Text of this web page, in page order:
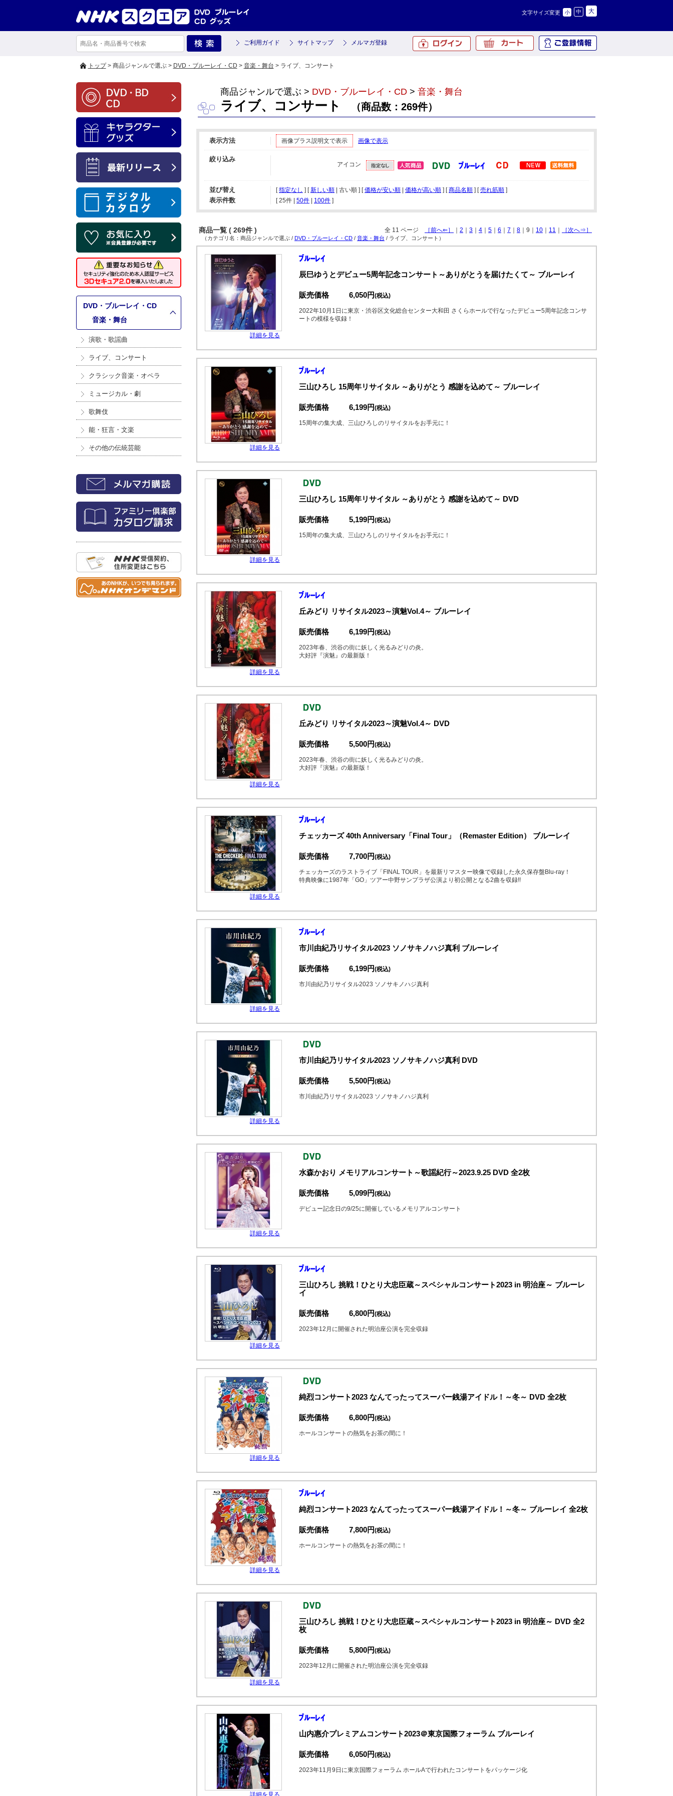
文字サイズ変更 小 中 大
ご利用ガイド サイトマップ メルマガ登録
トップ> 商品ジャンルで選ぶ > DVD・ブルーレイ・CD > 音楽・舞台 > ライブ、コンサート
DVD・ブルーレイ・CD
音楽・舞台
演歌・歌謡曲
ライブ、コンサート
クラシック音楽・オペラ
ミュージカル・劇
歌舞伎
能・狂言・文楽
その他の伝統芸能
商品ジャンルで選ぶ > DVD・ブルーレイ・CD > 音楽・舞台
ライブ、コンサート （商品数：269件）
表示方法 画像プラス説明文で表示 画像で表示
絞り込み
アイコン
並び替え [指定なし ] [新しい順 | 古い順 ] [価格が安い順 価格が高い順 ] [商品名順 ] [売れ筋順 ]
表示件数 [ 25件 50件 100件 ]
商品一覧 ( 269件 ) 全 11 ページ ［前へ⇐］ 2 3 4 5 6 7 8 ｜9｜ 10 11 ［次へ⇒］
（カテゴリ名：商品ジャンルで選ぶ / DVD・ブルーレイ・CD / 音楽・舞台 / ライブ、コンサート）
詳細を見る
辰巳ゆうとデビュー5周年記念コンサート～ありがとうを届けたくて～ ブルーレイ
販売価格 6,050円(税込)
2022年10月1日に東京・渋谷区文化総合センター大和田 さくらホールで行なったデビュー5周年記念コンサ
ートの模様を収録！
詳細を見る
三山ひろし 15周年リサイタル ～ありがとう 感謝を込めて～ ブルーレイ
販売価格 6,199円(税込)
15周年の集大成、三山ひろしのリサイタルをお手元に！
詳細を見る
三山ひろし 15周年リサイタル ～ありがとう 感謝を込めて～ DVD
販売価格 5,199円(税込)
15周年の集大成、三山ひろしのリサイタルをお手元に！
詳細を見る
丘みどり リサイタル2023～演魅Vol.4～ ブルーレイ
販売価格 6,199円(税込)
2023年春、渋谷の街に妖しく光るみどりの炎。
大好評『演魅』の最新版！
詳細を見る
丘みどり リサイタル2023～演魅Vol.4～ DVD
販売価格 5,500円(税込)
2023年春、渋谷の街に妖しく光るみどりの炎。
大好評『演魅』の最新版！
詳細を見る
チェッカーズ 40th Anniversary「Final Tour」（Remaster Edition） ブルーレイ
販売価格 7,700円(税込)
チェッカーズのラストライブ「FINAL TOUR」を最新リマスター映像で収録した永久保存盤Blu-ray！
特典映像に1987年「GO」ツアー中野サンプラザ公演より初公開となる2曲を収録!!
詳細を見る
市川由紀乃リサイタル2023 ソノサキノハジ真利 ブルーレイ
販売価格 6,199円(税込)
市川由紀乃リサイタル2023 ソノサキノハジ真利
詳細を見る
市川由紀乃リサイタル2023 ソノサキノハジ真利 DVD
販売価格 5,500円(税込)
市川由紀乃リサイタル2023 ソノサキノハジ真利
詳細を見る
水森かおり メモリアルコンサート～歌謡紀行～2023.9.25 DVD 全2枚
販売価格 5,099円(税込)
デビュー記念日の9/25に開催しているメモリアルコンサート
詳細を見る
三山ひろし 挑戦！ひとり大忠臣蔵～スペシャルコンサート2023 in 明治座～ ブルーレ
イ
販売価格 6,800円(税込)
2023年12月に開催された明治座公演を完全収録
詳細を見る
純烈コンサート2023 なんてったってスーパー銭湯アイドル！～冬～ DVD 全2枚
販売価格 6,800円(税込)
ホールコンサートの熱気をお茶の間に！
詳細を見る
純烈コンサート2023 なんてったってスーパー銭湯アイドル！～冬～ ブルーレイ 全2枚
販売価格 7,800円(税込)
ホールコンサートの熱気をお茶の間に！
詳細を見る
三山ひろし 挑戦！ひとり大忠臣蔵～スペシャルコンサート2023 in 明治座～ DVD 全2
枚
販売価格 5,800円(税込)
2023年12月に開催された明治座公演を完全収録
詳細を見る
山内惠介プレミアムコンサート2023＠東京国際フォーラム ブルーレイ
販売価格 6,050円(税込)
2023年11月9日に東京国際フォーラム ホールAで行われたコンサートをパッケージ化